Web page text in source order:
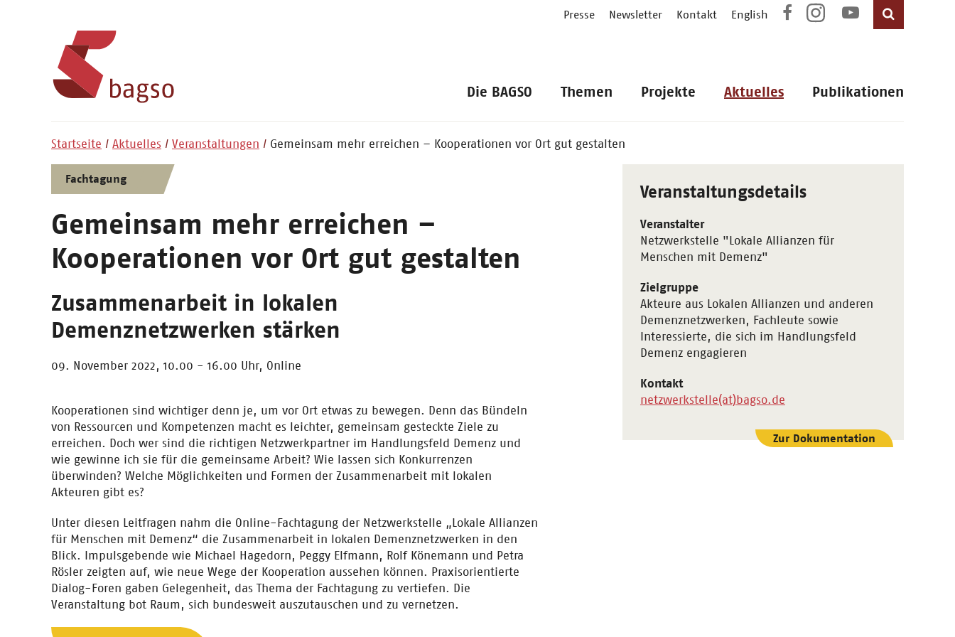
Presse Newsletter Kontakt English
Die BAGSO Themen Projekte Aktuelles Publikationen
Startseite Aktuelles Veranstaltungen Gemeinsam mehr erreichen – Kooperationen vor Ort gut gestalten
Fachtagung
Gemeinsam mehr erreichen –
Kooperationen vor Ort gut gestalten
Zusammenarbeit in lokalen
Demenznetzwerken stärken
09. November 2022, 10.00 - 16.00 Uhr, Online
Kooperationen sind wichtiger denn je, um vor Ort etwas zu bewegen. Denn das Bündeln
von Ressourcen und Kompetenzen macht es leichter, gemeinsam gesteckte Ziele zu
erreichen. Doch wer sind die richtigen Netzwerkpartner im Handlungsfeld Demenz und
wie gewinne ich sie für die gemeinsame Arbeit? Wie lassen sich Konkurrenzen
überwinden? Welche Möglichkeiten und Formen der Zusammenarbeit mit lokalen
Akteuren gibt es?
Unter diesen Leitfragen nahm die Online-Fachtagung der Netzwerkstelle „Lokale Allianzen
für Menschen mit Demenz“ die Zusammenarbeit in lokalen Demenznetzwerken in den
Blick. Impulsgebende wie Michael Hagedorn, Peggy Elfmann, Rolf Könemann und Petra
Rösler zeigten auf, wie neue Wege der Kooperation aussehen können. Praxisorientierte
Dialog-Foren gaben Gelegenheit, das Thema der Fachtagung zu vertiefen. Die
Veranstaltung bot Raum, sich bundesweit auszutauschen und zu vernetzen.
Veranstaltungsdetails
Veranstalter
Netzwerkstelle "Lokale Allianzen für
Menschen mit Demenz"
Zielgruppe
Akteure aus Lokalen Allianzen und anderen
Demenznetz­werken, Fachleute sowie
Interessierte, die sich im Handlungsfeld
Demenz engagieren
Kontakt
netzwerkstelle(at)bagso.de
Zur Dokumentation